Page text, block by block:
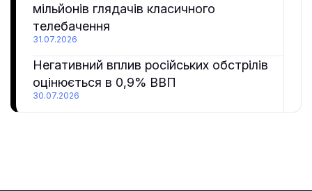
мільйонів глядачів класичного
телебачення
31.07.2026
Негативний вплив російських обстрілів
оцінюється в 0,9% ВВП
30.07.2026